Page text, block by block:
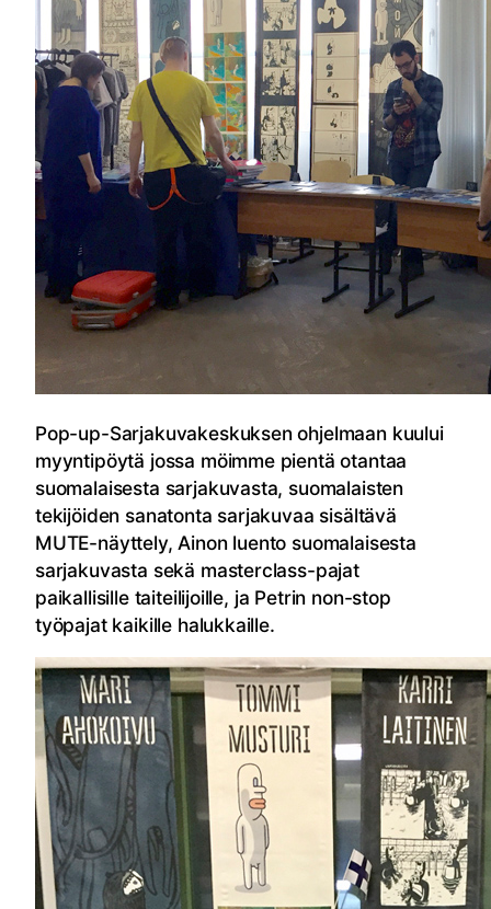
Pop-up-Sarjakuvakeskuksen ohjelmaan kuului
myyntipöytä jossa möimme pientä otantaa
suomalaisesta sarjakuvasta, suomalaisten
tekijöiden sanatonta sarjakuvaa sisältävä
MUTE-näyttely, Ainon luento suomalaisesta
sarjakuvasta sekä masterclass-pajat
paikallisille taiteilijoille, ja Petrin non-stop
työpajat kaikille halukkaille.